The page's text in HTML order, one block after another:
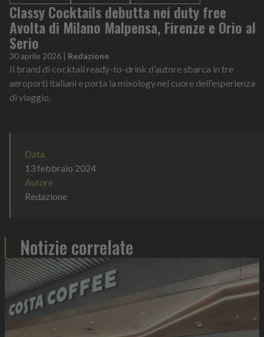
Classy Cocktails debutta nei duty free
Avolta di Milano Malpensa, Firenze e Orio al
Serio
30 aprile 2026 | Redazione
Il brand di cocktail ready-to-drink d’autore sbarca in tre
aeroporti italiani e porta la mixology nel cuore dell’esperienza
di viaggio.
Data
13 febbraio 2024
Autore
Redazione
Notizie correlate